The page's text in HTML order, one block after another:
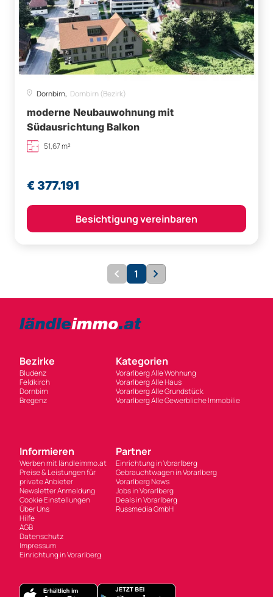
Dornbirn, Dornbirn (Bezirk)
moderne Neubauwohnung mit
Südausrichtung Balkon
51,67 m²
€ 377.191
Besichtigung vereinbaren
1
Bezirke
Bludenz
Feldkirch
Dornbirn
Bregenz
Kategorien
Vorarlberg Alle Wohnung
Vorarlberg Alle Haus
Vorarlberg Alle Grundstück
Vorarlberg Alle Gewerbliche Immobilie
Informieren
Werben mit ländleimmo.at
Preise & Leistungen für
private Anbieter
Newsletter Anmeldung
Cookie Einstellungen
Über Uns
Hilfe
AGB
Datenschutz
Impressum
Einrichtung in Vorarlberg
Partner
Einrichtung in Vorarlberg
Gebrauchtwagen in Vorarlberg
Vorarlberg News
Jobs in Vorarlberg
Deals in Vorarlberg
Russmedia GmbH